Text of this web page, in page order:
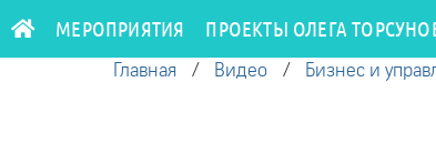
МЕРОПРИЯТИЯ ПРОЕКТЫ ОЛЕГА
Главная / Видео / Бизнес и